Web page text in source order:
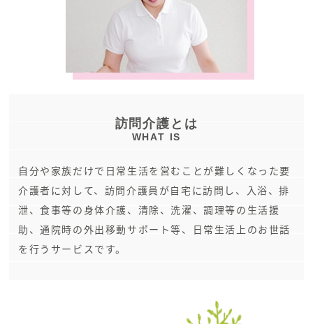
訪問介護とは
WHAT IS
自分や家族だけで日常生活を営むことが難しくなった要
介護者に対して、訪問介護員が自宅に訪問し、入浴、排
泄、食事等の身体介護、清除、洗濯、調理等の生活援
助、通院時の外出移動サポート等、日常生活上のお世話
を行うサービスです。